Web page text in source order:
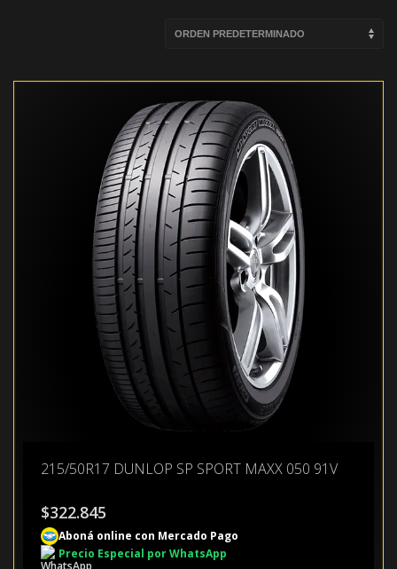
215/50R17 DUNLOP SP SPORT MAXX 050 91V
$322.845
Aboná online con Mercado Pago
Precio Especial por WhatsApp